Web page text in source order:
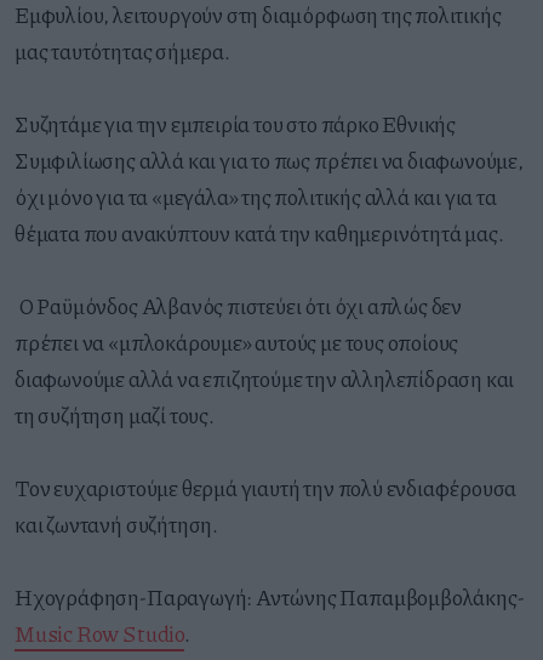
Εμφυλίου, λειτουργούν στη διαμόρφωση της πολιτικής
μας ταυτότητας σήμερα.
Συζητάμε για την εμπειρία του στο πάρκο Εθνικής
Συμφιλίωσης αλλά και για το πως πρέπει να διαφωνούμε,
όχι μόνο για τα «μεγάλα» της πολιτικής αλλά και για τα
θέματα που ανακύπτουν κατά την καθημερινότητά μας.
Ο Ραϋμόνδος Αλβανός πιστεύει ότι όχι απλώς δεν
πρέπει να «μπλοκάρουμε» αυτούς με τους οποίους
διαφωνούμε αλλά να επιζητούμε την αλληλεπίδραση και
τη συζήτηση μαζί τους.
Τον ευχαριστούμε θερμά γιαυτή την πολύ ενδιαφέρουσα
και ζωντανή συζήτηση.
Ηχογράφηση-Παραγωγή: Αντώνης Παπαμβομβολάκης-
Music Row Studio.